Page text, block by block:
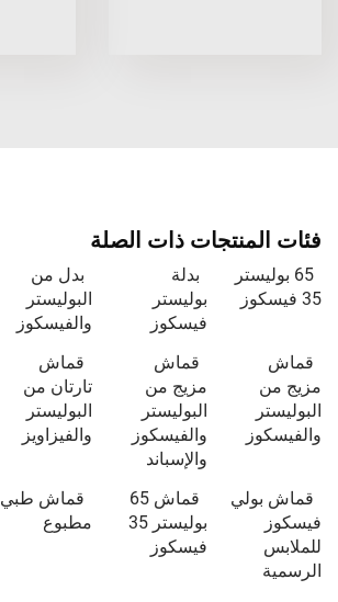
فئات المنتجات ذات الصلة
65 بوليستر
35 فيسكوز
بدلة
بوليستر
فيسكوز
بدل من
البوليستر
والفيسكوز
قماش
مزيج من
البوليستر
والفيسكوز
قماش
مزيج من
البوليستر
والفيسكوز
والإسباند
قماش
تارتان من
البوليستر
والفيزاويز
قماش بولي
فيسكوز
للملابس
الرسمية
قماش 65
بوليستر 35
فيسكوز
قماش طبي
مطبوع